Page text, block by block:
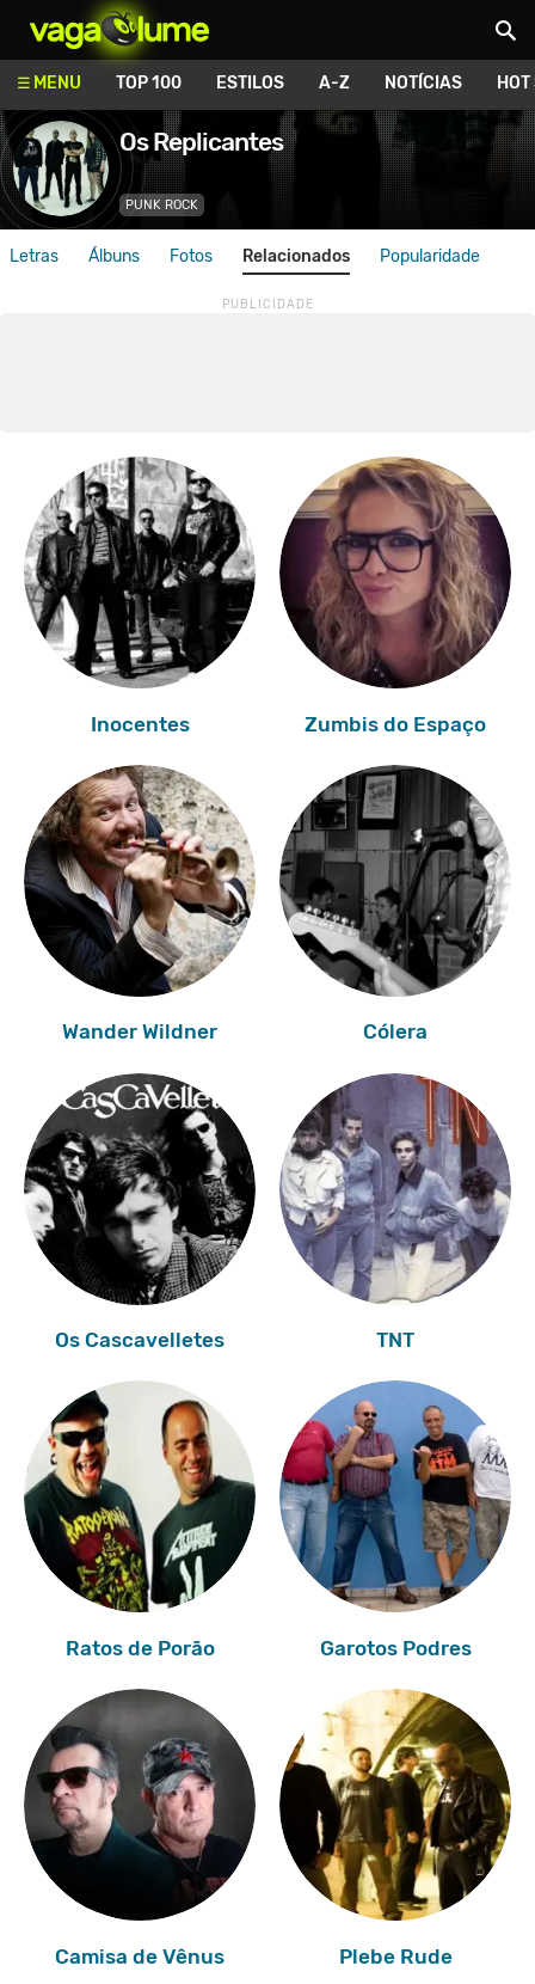
MENU TOP 100 ESTILOS A-Z NOTÍCIAS
Os Replicantes
PUNK ROCK
Letras Álbuns Fotos Relacionados Popularidade
Inocentes Zumbis do Espaço
Wander Wildner Cólera
Os Cascavelletes TNT
Ratos de Porão Garotos Podres
Camisa de Vênus Plebe Rude